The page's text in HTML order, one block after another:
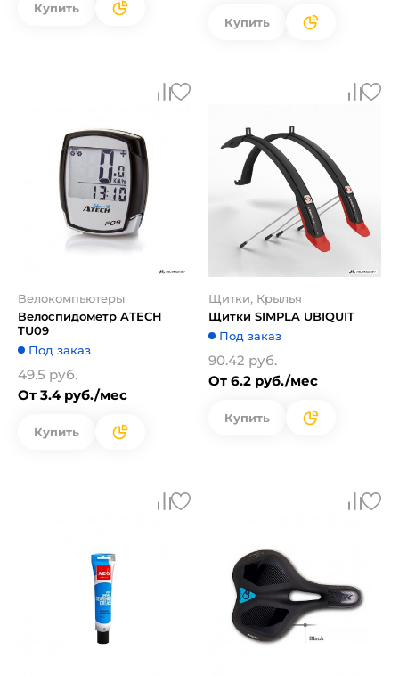
Купить
Купить
Велокомпьютеры
Велоспидометр ATECH
TU09
Под заказ
49.5 руб.
От 3.4 руб./мес
Купить
Щитки, Крылья
Щитки SIMPLA UBIQUIT
Под заказ
90.42 руб.
От 6.2 руб./мес
Купить